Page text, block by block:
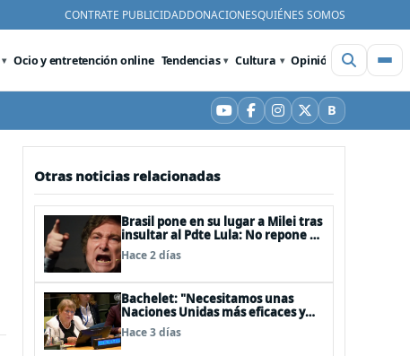
CONTRATE PUBLICIDADDONACIONESQUIÉNES SOMOS
Ocio y entretención online Tendencias Cultura Opinión Videos
YouTube
Facebook
Instagram
X BBluesky
Otras noticias relacionadas
Brasil pone en su lugar a Milei tras
insultar al Pdte Lula: No repone al
embajador en BBSS y rebaja la
relación bilateral
Hace 2 días
Bachelet: "Necesitamos unas
Naciones Unidas más eficaces y
cercanas a las personas"
Hace 3 días